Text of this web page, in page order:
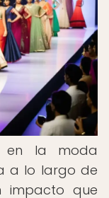
en la moda
a lo largo de
impacto que